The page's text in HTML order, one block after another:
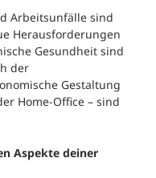
Arbeitsunfälle sind
Herausforderungen
Gesundheit sind
der
Gestaltung
Home-Office – sind
Aspekte deiner